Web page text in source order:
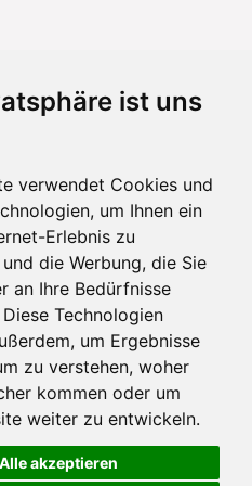
ist uns
verwendet Cookies und
um Ihnen ein
Erlebnis zu
die Werbung, die Sie
an Ihre Bedürfnisse
Technologien
um Ergebnisse
zu verstehen, woher
kommen oder um
weiter zu entwickeln.
Alle akzeptieren